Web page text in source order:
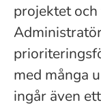
projektet
med många
ingår även